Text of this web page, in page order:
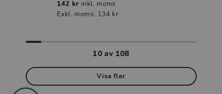
142 kr inkl. moms
Exkl. moms: 134 kr
10 av 108
Visa fler